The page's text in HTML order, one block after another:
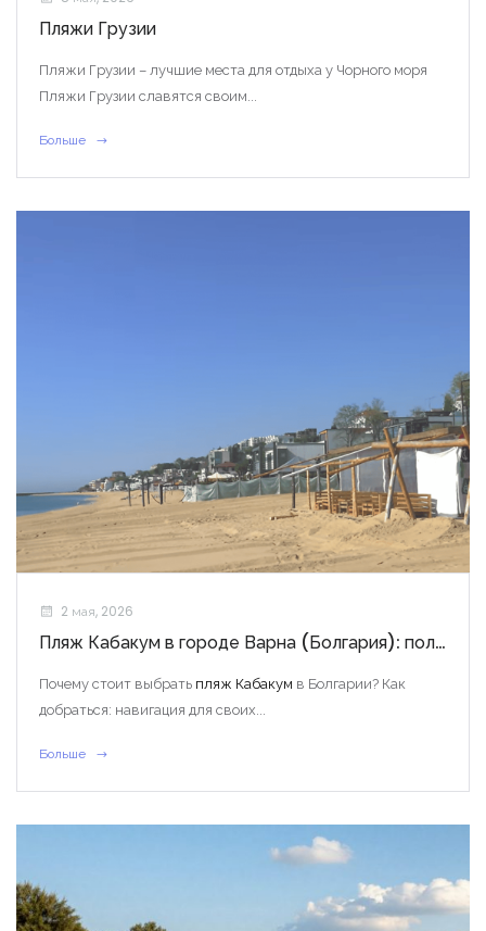
Пляжи Грузии
Пляжи Грузии – лучшие места для отдыха у Чорного моря
Пляжи Грузии славятся своим...
Больше
2 мая, 2026
Пляж Кабакум в городе Варна (Болгария): полный обзор
Почему стоит выбрать пляж Кабакум в Болгарии? Как
добраться: навигация для своих...
Больше